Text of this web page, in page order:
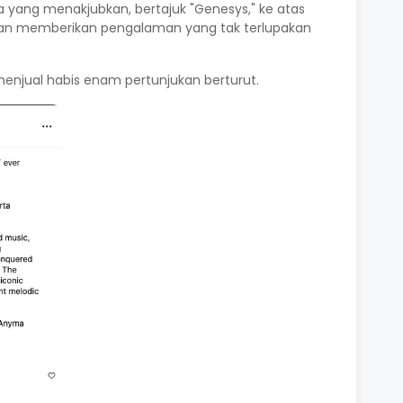
menakjubkan, bertajuk "Genesys," ke atas
memberikan pengalaman yang tak terlupakan
habis enam pertunjukan berturut.